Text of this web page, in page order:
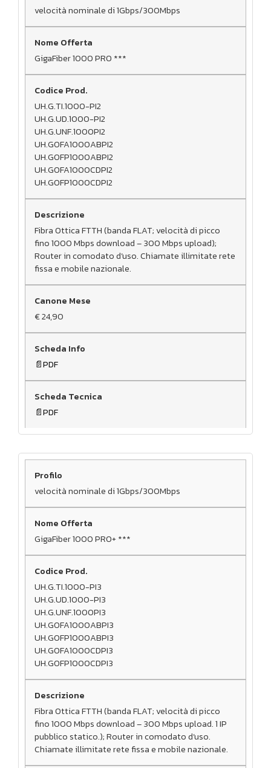
velocità nominale di 1Gbps/300Mbps
GigaFiber 1000 PRO ***
UH.G.TI.1000-PI2
UH.G.UD.1000-PI2
UH.G.UNF.1000PI2
UH.GOFA1000ABPI2
UH.GOFP1000ABPI2
UH.GOFA1000CDPI2
UH.GOFP1000CDPI2
Fibra Ottica FTTH (banda FLAT; velocità di picco
fino 1000 Mbps download – 300 Mbps upload);
Router in comodato d’uso. Chiamate illimitate rete
fissa e mobile nazionale.
€ 24,90
PDF
PDF
velocità nominale di 1Gbps/300Mbps
GigaFiber 1000 PRO+ ***
UH.G.TI.1000-PI3
UH.G.UD.1000-PI3
UH.G.UNF.1000PI3
UH.GOFA1000ABPI3
UH.GOFP1000ABPI3
UH.GOFA1000CDPI3
UH.GOFP1000CDPI3
Fibra Ottica FTTH (banda FLAT; velocità di picco
fino 1000 Mbps download – 300 Mbps upload. 1 IP
pubblico statico.); Router in comodato d’uso.
Chiamate illimitate rete fissa e mobile nazionale.